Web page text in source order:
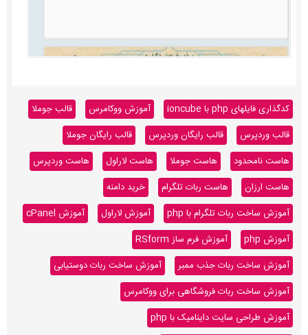
کدگذاری فایلهای php با ioncube آموزش ووکامرس
قالب جوملا
قالب وردپرس
قالب رایگان وردپرس
قالب رایگان جوملا
هاست نامحدود
هاست جوملا هاست لاراول
هاست وردپرس
هاست ارزان
هاست ربات تلگرام
خرید دامنه
آموزش ساخت ربات تلگرام با php
آموزش لاراول
آموزش cPanel
آموزش php
آموزش فرم ساز RSform
آموزش ساخت ربات جذب ممبر
آموزش ساخت ربات دوستیابی
آموزش ساخت ربات فروشگاهی برای ووکامرس
آموزش طراحی سایت داینامیک با php